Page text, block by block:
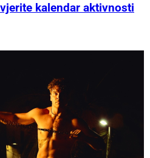
kalendar aktivnosti